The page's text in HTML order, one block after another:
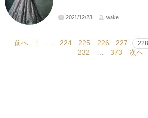
2021/12/23 wake
前へ 1 224 225 226 227 228
232
373 次へ